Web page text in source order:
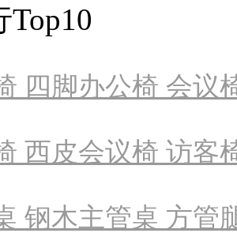
四脚办公椅 会议
西皮会议椅 访客
钢木主管桌 方管